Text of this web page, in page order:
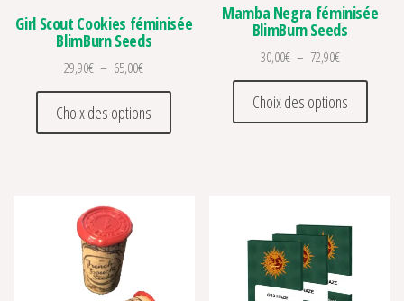
Girl Scout Cookies féminisée
BlimBurn Seeds
29,90€ – 65,00€Plage de prix : 29,90€ à 65,00€
Choix des options
Ce produit a plusieurs variations. Les
Mamba Negra féminisée
BlimBurn Seeds
30,00€ – 72,90€Plage de prix
Choix des options
Ce